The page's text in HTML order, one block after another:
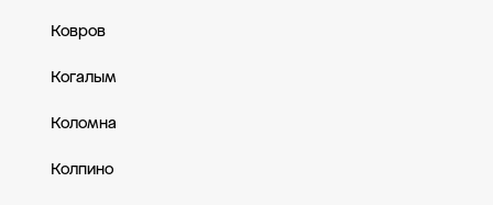
Ковров
Когалым
Коломна
Колпино